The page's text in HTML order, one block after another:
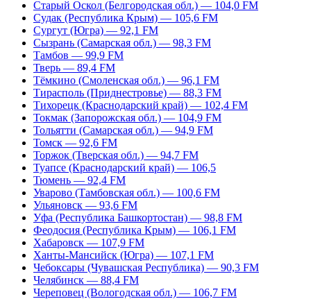
Старый Оскол (Белгородская обл.) — 104,0 FM
Судак (Республика Крым) — 105,6 FM
Сургут (Югра) — 92,1 FM
Сызрань (Самарская обл.) — 98,3 FM
Тамбов — 99,9 FM
Тверь — 89,4 FM
Тёмкино (Смоленская обл.) — 96,1 FM
Тирасполь (Приднестровье) — 88,3 FM
Тихорецк (Краснодарский край) — 102,4 FM
Токмак (Запорожская обл.) — 104,9 FM
Тольятти (Самарская обл.) — 94,9 FM
Томск — 92,6 FM
Торжок (Тверская обл.) — 94,7 FM
Туапсе (Краснодарский край) — 106,5
Тюмень — 92,4 FM
Уварово (Тамбовская обл.) — 100,6 FM
Ульяновск — 93,6 FM
Уфа (Республика Башкортостан) — 98,8 FM
Феодосия (Республика Крым) — 106,1 FM
Хабаровск — 107,9 FM
Ханты-Мансийск (Югра) — 107,1 FM
Чебоксары (Чувашская Республика) — 90,3 FM
Челябинск — 88,4 FM
Череповец (Вологодская обл.) — 106,7 FM